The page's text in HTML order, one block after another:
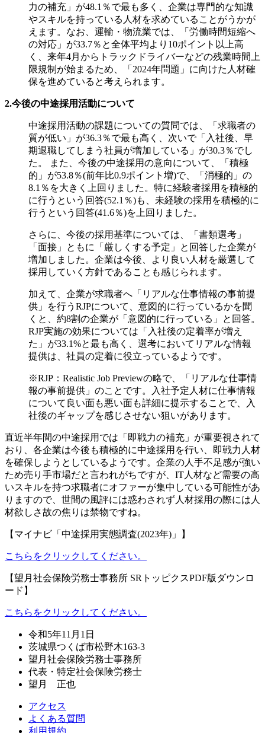
力の補充」が48.1％で最も多く、企業は専門的な知識
やスキルを持っている人材を求めていることがうかが
えます。 なお、運輸・物流業では、「労働時間短縮へ
の対応」が33.7％と全体平均より10ポイント以上高
く、来年4月からトラックドライバーなどの残業時間上
限規制が始まるため、「2024年問題」に向けた人材確
保を進めていると考えられます。
2.今後の中途採用活動について
中途採用活動の課題についての質問では、「求職者の
質が低い」が36.3％で最も高く、次いで「入社後、早
期退職してしまう社員が増加している」が30.3％でし
た。 また、今後の中途採用の意向について、「積極
的」が53.8％(前年比0.9ポイント増)で、「消極的」の
8.1％を大きく上回りました。特に経験者採用を積極的
に行うという回答(52.1％)も、未経験の採用を積極的に
行うという回答(41.6％)を上回りました。
さらに、今後の採用基準については、「書類選考」
「面接」ともに「厳しくする予定」と回答した企業が
増加しました。企業は今後、より良い人材を厳選して
採用していく方針であることも感じられます。
加えて、企業が求職者へ「リアルな仕事情報の事前提
供」を行うRJPについて、意図的に行っているかを聞
くと、約8割の企業が「意図的に行っている」と回答。
RJP実施の効果については「入社後の定着率が増え
た」が33.1%と最も高く、選考においてリアルな情報
提供は、社員の定着に役立っているようです。
※RJP：Realistic Job Previewの略で、「リアルな仕事情
報の事前提供」のことです。入社予定人材に仕事情報
について良い面も悪い面も詳細に提示することで、入
社後のギャップを感じさせない狙いがあります。
直近半年間の中途採用では「即戦力の補充」が重要視されて
おり、各企業は今後も積極的に中途採用を行い、即戦力人材
を確保しようとしているようです。 企業の人手不足感が強い
ため売り手市場だと言われがちですが、IT人材など需要の高
いスキルを持つ求職者にオファーが集中している可能性があ
りますので、世間の風評には惑わされず人材採用の際には人
材欲しさ故の焦りは禁物ですね。
【マイナビ「中途採用実態調査(2023年)」】
こちらをクリックしてください。
【望月社会保険労務士事務所 SRトッピクスPDF版ダウンロ
ード】
こちらをクリックしてください。
令和5年11月1日
茨城県つくば市松野木163-3
望月社会保険労務士事務所
代表・特定社会保険労務士
望月 正也
アクセス
よくある質問
利用規約